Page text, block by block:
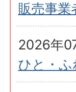
販売事業
2026年
ひと・